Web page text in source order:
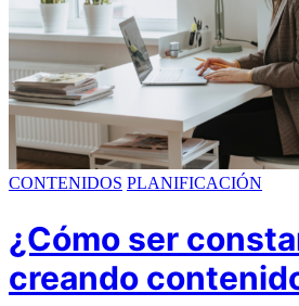
CONTENIDOS PLANIFICACIÓN
¿Cómo ser
creando